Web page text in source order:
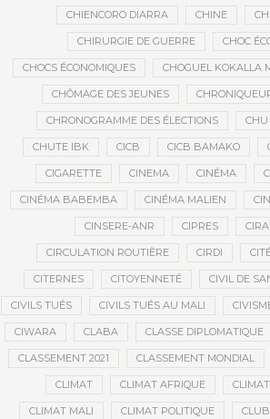
CHIENCORO DIARRA CHINE
CHIRURGIE DE GUERRE CHOC
CHOCS ÉCONOMIQUES CHOGUEL KOKALLA
CHÔMAGE DES JEUNES
CHRONOGRAMME DES ÉLECTIONS CHU
CHUTE IBK CICB CICB BAMAKO
CIGARETTE CINEMA CINÉMA
CINÉMA BABEMBA CINÉMA MALIEN
CINSERE-ANR CIPRES
CIRCULATION ROUTIÈRE CIRDI
CITERNES CITOYENNETÉ CIVIL DE
CIVILS TUÉS CIVILS TUÉS AU MALI
CIWARA CLABA CLASSE DIPLOMATIQUE
CLASSEMENT 2021 CLASSEMENT MONDIAL
CLIMAT CLIMAT AFRIQUE
CLIMAT MALI CLIMAT POLITIQUE